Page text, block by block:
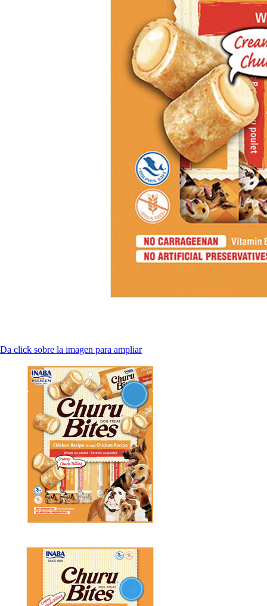
Da click sobre la imagen para ampliar